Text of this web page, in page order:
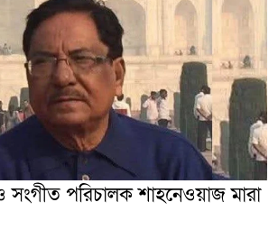
সংগীত পরিচালক শাহনেওয়াজ মারা